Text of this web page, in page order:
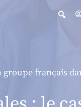
groupe français